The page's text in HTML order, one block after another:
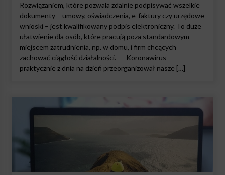
Rozwiązaniem, które pozwala zdalnie podpisywać wszelkie
dokumenty – umowy, oświadczenia, e-faktury czy urzędowe
wnioski – jest kwalifikowany podpis elektroniczny. To duże
ułatwienie dla osób, które pracują poza standardowym
miejscem zatrudnienia, np. w domu, i firm chcących
zachować ciągłość działalności. – Koronawirus
praktycznie z dnia na dzień przeorganizował nasze […]